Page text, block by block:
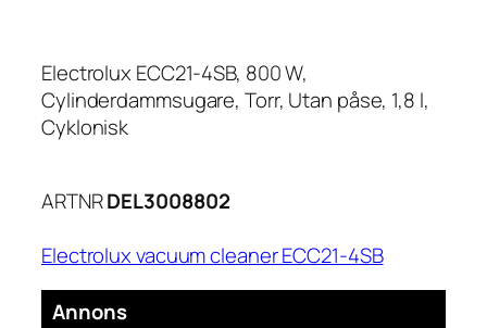
Electrolux ECC21-4SB, 800 W,
Cylinderdammsugare, Torr, Utan påse, 1,8 l,
Cyklonisk
ARTNRDEL3008802
Electrolux vacuum cleaner ECC21-4SB
Annons